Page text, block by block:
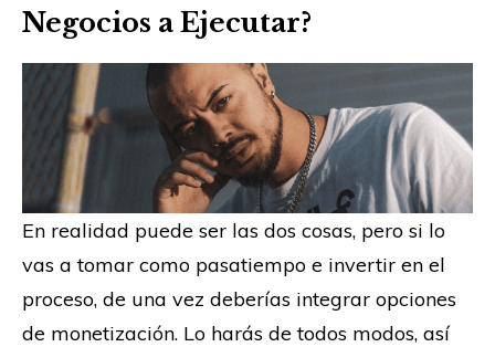
Negocios a Ejecutar?
En realidad puede ser las dos cosas, pero si lo
vas a tomar como pasatiempo e invertir en el
proceso, de una vez deberías integrar opciones
de monetización. Lo harás de todos modos, así